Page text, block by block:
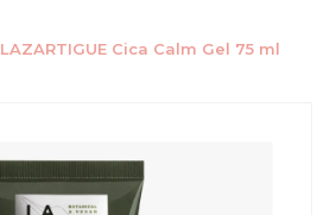
LAZARTIGUE Cica Calm Gel 75 ml